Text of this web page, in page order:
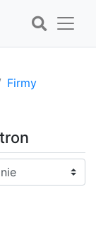
Firmy